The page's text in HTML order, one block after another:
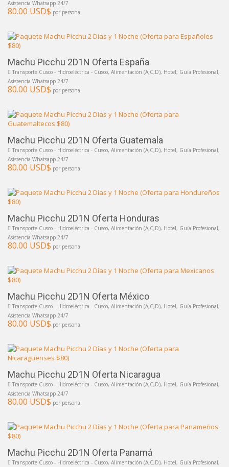
Asistencia Whatsapp 24/7
80.00 USD$ por persona
Machu Picchu 2D1N Oferta España
Transporte Cusco - Hidroeléctrica - Cusco, Alimentación (A,C,D), Hotel, Guía Profesional,
Asistencia Whatsapp 24/7
80.00 USD$ por persona
Machu Picchu 2D1N Oferta Guatemala
Transporte Cusco - Hidroeléctrica - Cusco, Alimentación (A,C,D), Hotel, Guía Profesional,
Asistencia Whatsapp 24/7
80.00 USD$ por persona
Machu Picchu 2D1N Oferta Honduras
Transporte Cusco - Hidroeléctrica - Cusco, Alimentación (A,C,D), Hotel, Guía Profesional,
Asistencia Whatsapp 24/7
80.00 USD$ por persona
Machu Picchu 2D1N Oferta México
Transporte Cusco - Hidroeléctrica - Cusco, Alimentación (A,C,D), Hotel, Guía Profesional,
Asistencia Whatsapp 24/7
80.00 USD$ por persona
Machu Picchu 2D1N Oferta Nicaragua
Transporte Cusco - Hidroeléctrica - Cusco, Alimentación (A,C,D), Hotel, Guía Profesional,
Asistencia Whatsapp 24/7
80.00 USD$ por persona
Machu Picchu 2D1N Oferta Panamá
Transporte Cusco - Hidroeléctrica - Cusco, Alimentación (A,C,D), Hotel, Guía Profesional,